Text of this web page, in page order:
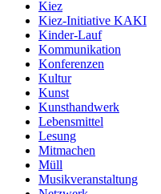
Kiez
Kiez-Initiative KAKI
Kinder-Lauf
Kommunikation
Konferenzen
Kultur
Kunst
Kunsthandwerk
Lebensmittel
Lesung
Mitmachen
Müll
Musikveranstaltung